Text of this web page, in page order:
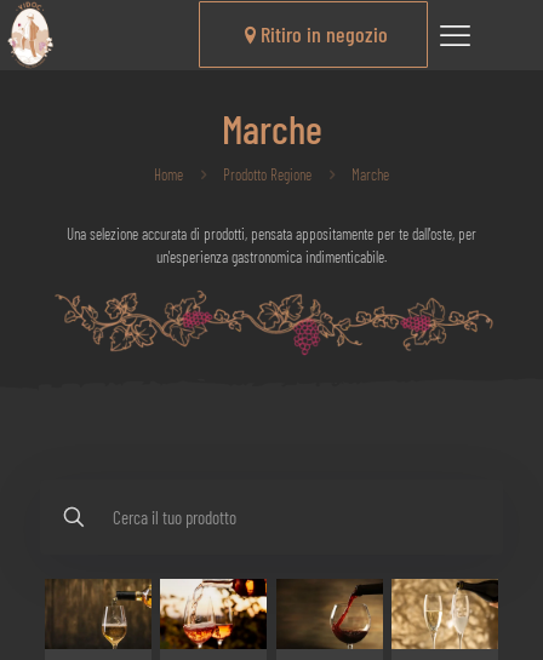
Ritiro in negozio
Marche
Home Prodotto Regione Marche
Una selezione accurata di prodotti, pensata appositamente per te dall'oste, per
un'esperienza gastronomica indimenticabile.